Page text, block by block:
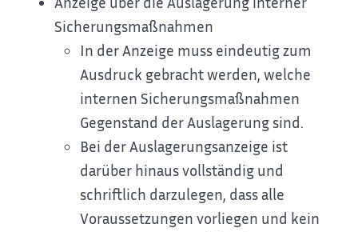
Sicherungsmaßnahmen
In der Anzeige muss eindeutig zum
Ausdruck gebracht werden, welche
internen Sicherungsmaßnahmen
Gegenstand der Auslagerung sind.
Bei der Auslagerungsanzeige ist
darüber hinaus vollständig und
schriftlich darzulegen, dass alle
Voraussetzungen vorliegen und kein